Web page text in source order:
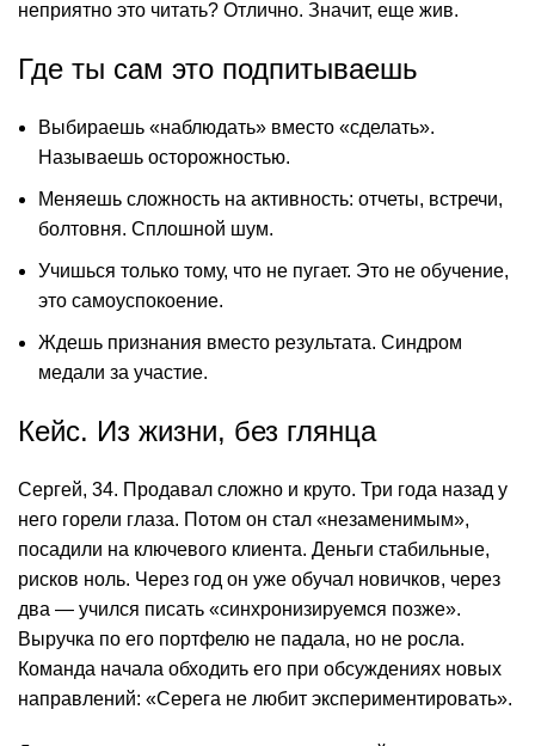
неприятно это читать? Отлично. Значит, еще жив.
Где ты сам это подпитываешь
Выбираешь «наблюдать» вместо «сделать».
Называешь осторожностью.
Меняешь сложность на активность: отчеты, встречи,
болтовня. Сплошной шум.
Учишься только тому, что не пугает. Это не обучение,
это самоуспокоение.
Ждешь признания вместо результата. Синдром
медали за участие.
Кейс. Из жизни, без глянца
Сергей, 34. Продавал сложно и круто. Три года назад у
него горели глаза. Потом он стал «незаменимым»,
посадили на ключевого клиента. Деньги стабильные,
рисков ноль. Через год он уже обучал новичков, через
два — учился писать «синхронизируемся позже».
Выручка по его портфелю не падала, но не росла.
Команда начала обходить его при обсуждениях новых
направлений: «Серега не любит экспериментировать».